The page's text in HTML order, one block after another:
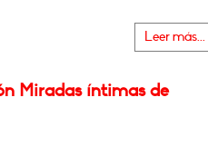
Leer más...
Miradas íntimas de